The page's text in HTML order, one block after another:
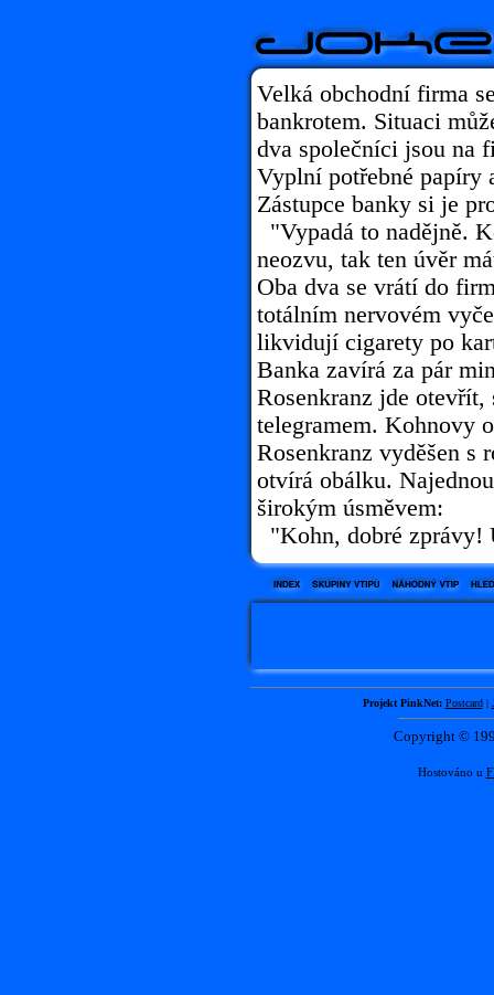
Velká obchodní firma
bankrotem. Situaci
dva společníci jsou na
Vyplní potřebné papíry
Zástupce banky si je
"Vypadá to nadějně.
neozvu, tak ten úvěr
Oba dva se vrátí do
totálním nervovém
likvidují cigarety po
Banka zavírá za pár
Rosenkranz jde
telegramem. Kohnovy
Rosenkranz vyděšen s
otvírá obálku.
širokým úsměvem:
"Kohn, dobré zprávy!
Projekt PinkNet: Postcard|
Copyright ©
Hostováno u